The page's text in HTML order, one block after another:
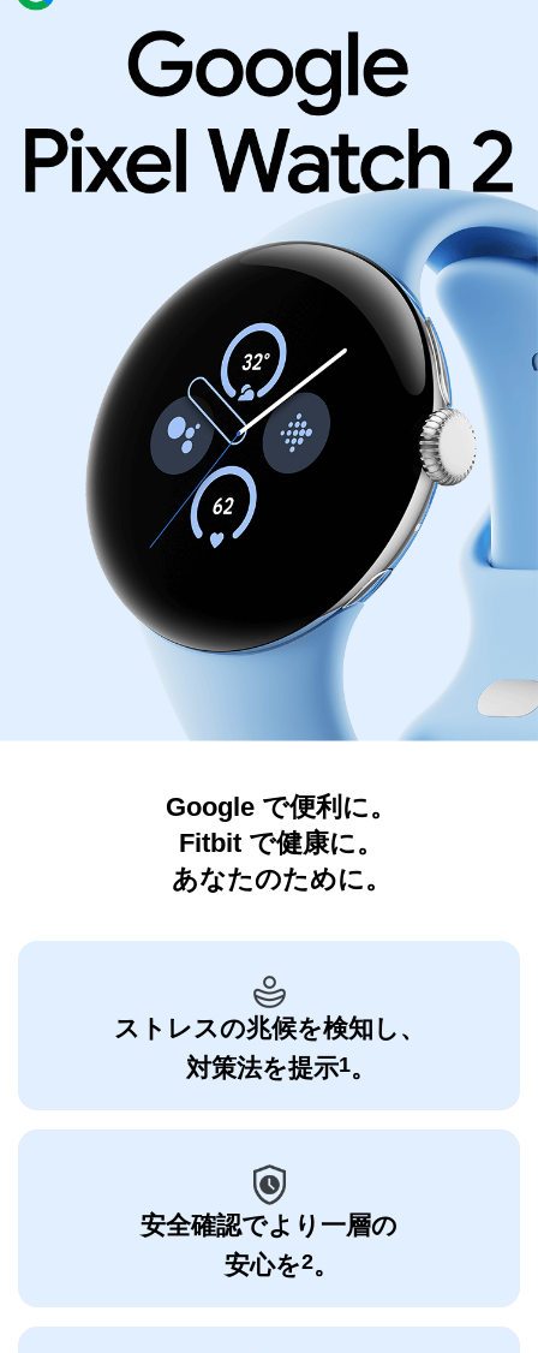
Google で便利に。
Fitbit で健康に。
あなたのために。
ストレスの兆候を検知し、
対策法を提示1。
安全確認でより一層の
安心を2。